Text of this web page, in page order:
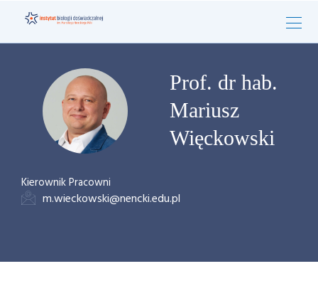
Prof. dr hab.
Mariusz
Więckowski
Kierownik Pracowni
m.wieckowski@nencki.edu.pl